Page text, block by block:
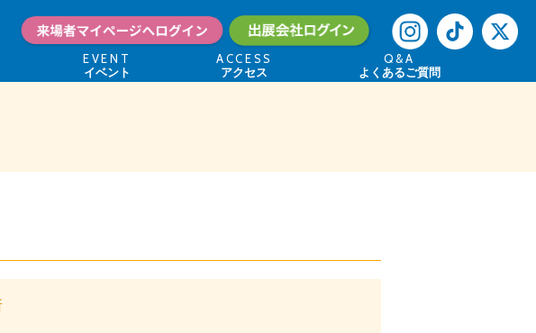
EVENT
イベント
ACCESS
アクセス
Q&A
よくあるご質問